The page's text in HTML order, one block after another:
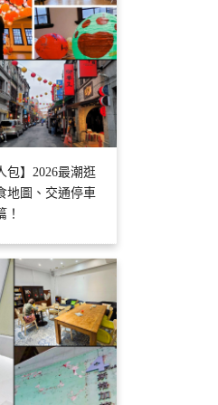
包】2026最潮逛
地圖、交通停車
！